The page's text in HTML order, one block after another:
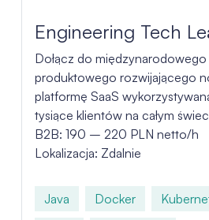
Engineering Tech
Dołącz do międzynarodowego
produktowego rozwijającego
platformę SaaS
tysiące klientów na całym
B2B: 190 – 220 PLN netto/h
Lokalizacja: Zdalnie
Java Docker